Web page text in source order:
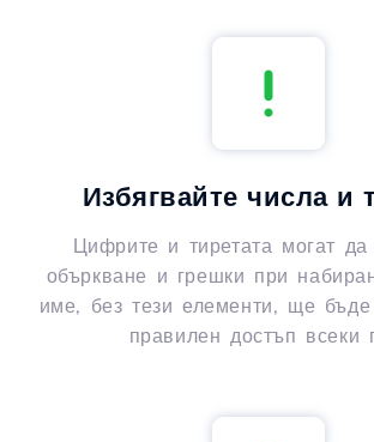
Избягвайте числа и
Цифрите и тиретата могат да
объркване и грешки при
име, без тези елементи, ще
правилен достъп всеки